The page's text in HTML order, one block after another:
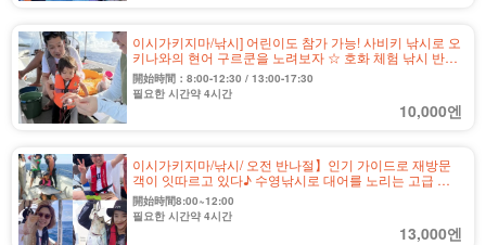
이시가키지마/낚시] 어린이도 참가 가능! 사비키 낚시로 오
키나와의 현어 구르쿤을 노려보자 ☆ 호화 체험 낚시 반나
절 코스 (No.557)
開始時間：8:00-12:30 / 13:00-17:30
필요한 시간약 4시간
10,000엔
이시가키지마/낚시/ 오전 반나절】인기 가이드로 재방문
객이 잇따르고 있다♪ 수영낚시로 대어를 노리는 고급 어
종 낚시 투어 초보자 및 가족 대환영! (No.558)
開始時間8:00~12:00
필요한 시간약 4시간
13,000엔